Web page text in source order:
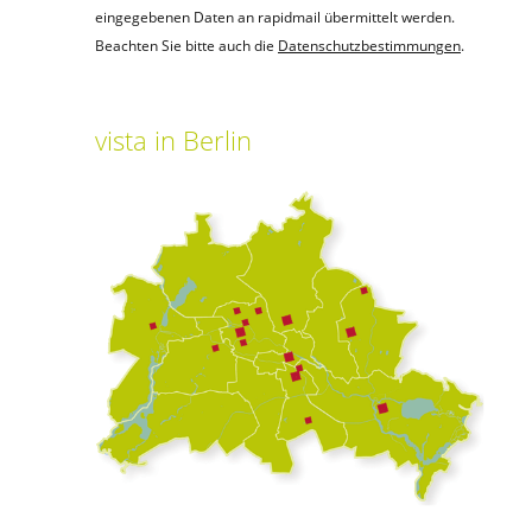
eingegebenen Daten an rapidmail übermittelt werden.
Beachten Sie bitte auch die Datenschutzbestimmungen.
vista in Berlin